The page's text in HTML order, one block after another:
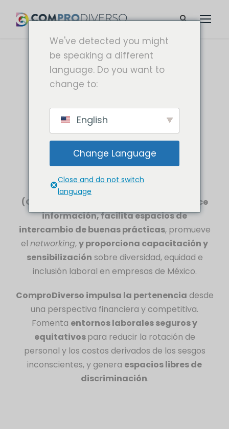
¿QUÉ ES
COMPRODIVERSO?
Red Mexicana de Compradores,
Proveedores y Reclutadores Diversos
(ComproDiverso)
ofrece
información, facilita espacios de
intercambio de buenas prácticas, promueve
el networking,y proporciona capacitación y
sensibilización sobre diversidad, equidad e
inclusión laboral en empresas de México.
ComproDiverso impulsa la pertenencia desde
una perspectiva financiera y competitiva.
Fomenta entornos laborales seguros y
equitativospara reducir la rotación de
personal y los costos derivados de los sesgos
inconscientes, y genera espacios libres de
discriminación.
We've detected you might
be speaking a different
language. Do you want to
change to:
English
Change Language
Close and do not switch
language